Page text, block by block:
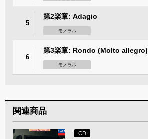
5
第2楽章: Adagio
モノラル
6
第3楽章: Rondo (Molto allegro)
モノラル
関連商品
CD